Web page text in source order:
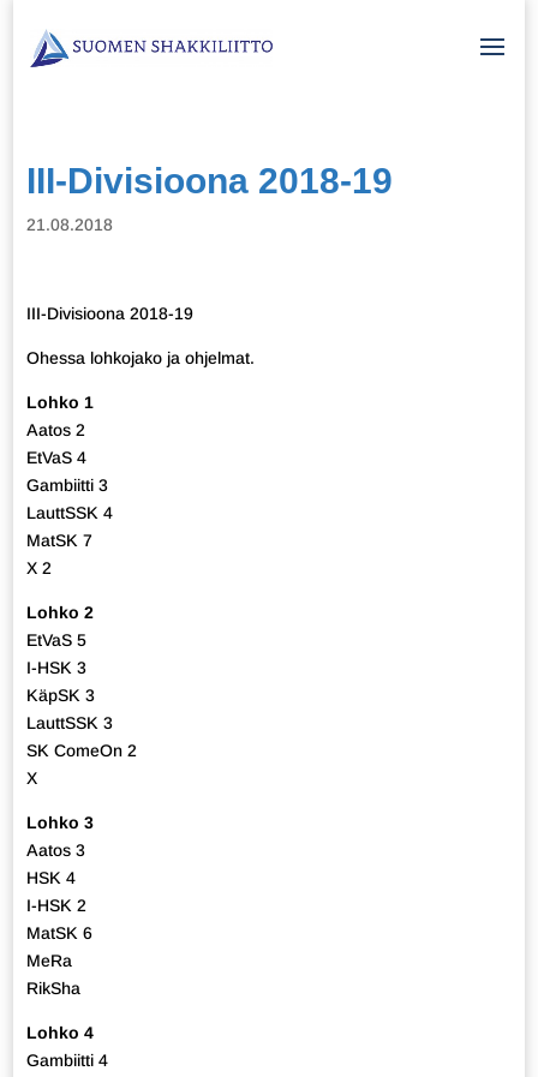
III-Divisioona 2018-19
21.08.2018
III-Divisioona 2018-19
Ohessa lohkojako ja ohjelmat.
Lohko 1
Aatos 2
EtVaS 4
Gambiitti 3
LauttSSK 4
MatSK 7
X 2
Lohko 2
EtVaS 5
I-HSK 3
KäpSK 3
LauttSSK 3
SK ComeOn 2
X
Lohko 3
Aatos 3
HSK 4
I-HSK 2
MatSK 6
MeRa
RikSha
Lohko 4
Gambiitti 4